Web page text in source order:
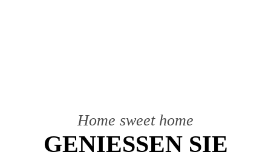
Home sweet home
GENIESSEN SIE